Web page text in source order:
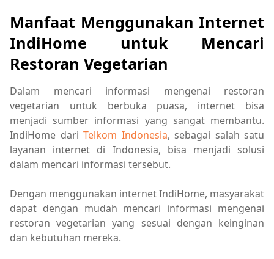
Manfaat Menggunakan Internet
IndiHome untuk Mencari
Restoran Vegetarian
Dalam mencari informasi mengenai restoran
vegetarian untuk berbuka puasa, internet bisa
menjadi sumber informasi yang sangat membantu.
IndiHome dari Telkom Indonesia, sebagai salah satu
layanan internet di Indonesia, bisa menjadi solusi
dalam mencari informasi tersebut.
Dengan menggunakan internet IndiHome, masyarakat
dapat dengan mudah mencari informasi mengenai
restoran vegetarian yang sesuai dengan keinginan
dan kebutuhan mereka.